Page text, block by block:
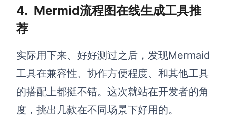
4. Mermid流程图在线生成工具推
荐
实际用下来、好好测过之后，发现Mermaid
工具在兼容性、协作方便程度、和其他工具
的搭配上都挺不错。这次就站在开发者的角
度，挑出几款在不同场景下好用的。